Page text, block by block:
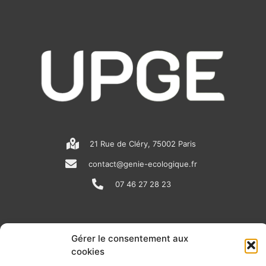
Gérer le consentement aux
cookies
21 Rue de Cléry, 75002 Paris
contact@genie-ecologique.fr
07 46 27 28 23
N
e
w
L
i
Y
o